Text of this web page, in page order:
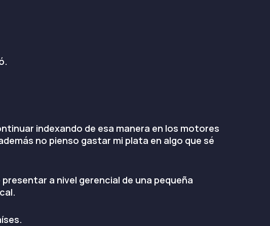
indexando de esa manera en los motores
no pienso gastar mi plata en algo que sé
a nivel gerencial de una pequeña